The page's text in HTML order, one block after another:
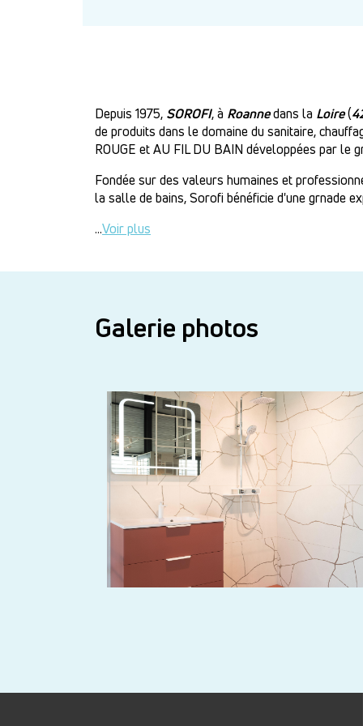
Depuis 1975, SOROFI, à Roannedans la Loire(
de produits dans le domaine du sanitaire,
ROUGE et AU FIL DU BAIN développées par le
Fondée sur des valeurs humaines et
la salle de bains, Sorofi bénéficie d'une grnade
...Voir plus
Galerie photos